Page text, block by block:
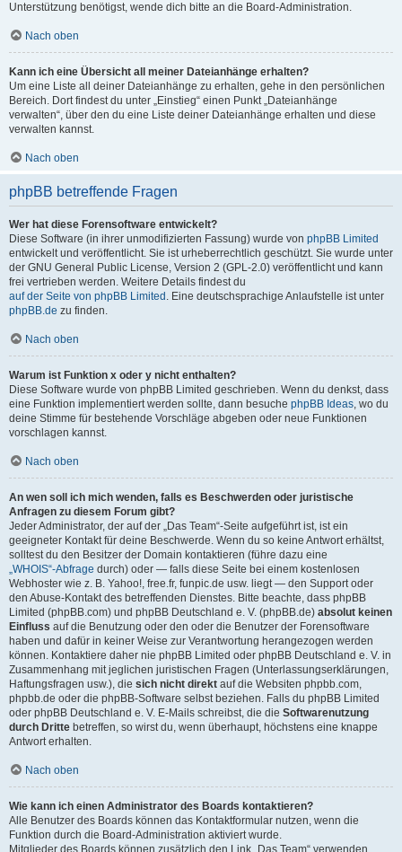
Unterstützung benötigst, wende dich bitte an die Board-Administration.
Nach oben
Kann ich eine Übersicht all meiner Dateianhänge erhalten?
Um eine Liste all deiner Dateianhänge zu erhalten, gehe in den persönlichen
Bereich. Dort findest du unter „Einstieg“ einen Punkt „Dateianhänge
verwalten“, über den du eine Liste deiner Dateianhänge erhalten und diese
verwalten kannst.
Nach oben
phpBB betreffende Fragen
Wer hat diese Forensoftware entwickelt?
Diese Software (in ihrer unmodifizierten Fassung) wurde von phpBB Limited
entwickelt und veröffentlicht. Sie ist urheberrechtlich geschützt. Sie wurde unter
der GNU General Public License, Version 2 (GPL-2.0) veröffentlicht und kann
frei vertrieben werden. Weitere Details findest du
auf der Seite von phpBB Limited . Eine deutschsprachige Anlaufstelle ist unter
phpBB.de zu finden.
Nach oben
Warum ist Funktion x oder y nicht enthalten?
Diese Software wurde von phpBB Limited geschrieben. Wenn du denkst, dass
eine Funktion implementiert werden sollte, dann besuche phpBB Ideas, wo du
deine Stimme für bestehende Vorschläge abgeben oder neue Funktionen
vorschlagen kannst.
Nach oben
An wen soll ich mich wenden, falls es Beschwerden oder juristische
Anfragen zu diesem Forum gibt?
Jeder Administrator, der auf der „Das Team“-Seite aufgeführt ist, ist ein
geeigneter Kontakt für deine Beschwerde. Wenn du so keine Antwort erhältst,
solltest du den Besitzer der Domain kontaktieren (führe dazu eine
„WHOIS“-Abfrage durch) oder — falls diese Seite bei einem kostenlosen
Webhoster wie z. B. Yahoo!, free.fr, funpic.de usw. liegt — den Support oder
den Abuse-Kontakt des betreffenden Dienstes. Bitte beachte, dass phpBB
Limited (phpBB.com) und phpBB Deutschland e. V. (phpBB.de) absolut keinen
Einfluss auf die Benutzung oder den oder die Benutzer der Forensoftware
haben und dafür in keiner Weise zur Verantwortung herangezogen werden
können. Kontaktiere daher nie phpBB Limited oder phpBB Deutschland e. V. in
Zusammenhang mit jeglichen juristischen Fragen (Unterlassungserklärungen,
Haftungsfragen usw.), die sich nicht direkt auf die Websiten phpbb.com,
phpbb.de oder die phpBB-Software selbst beziehen. Falls du phpBB Limited
oder phpBB Deutschland e. V. E-Mails schreibst, die die Softwarenutzung
durch Dritte betreffen, so wirst du, wenn überhaupt, höchstens eine knappe
Antwort erhalten.
Nach oben
Wie kann ich einen Administrator des Boards kontaktieren?
Alle Benutzer des Boards können das Kontaktformular nutzen, wenn die
Funktion durch die Board-Administration aktiviert wurde.
Mitglieder des Boards können zusätzlich den Link „Das Team“ verwenden.